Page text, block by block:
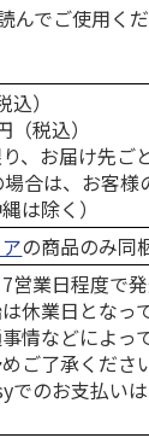
んでご使用くだ
）
税込）
、お届け先ご
合は、お客様
は除く）
の商品のみ同
業日程度で発
休業日となっ
情などによっ
ご了承くださ
でのお支払い